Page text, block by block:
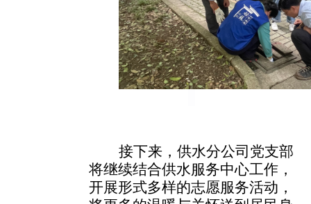
接下来，供水分公司党支部
将继续结合供水服务中心工作，
开展形式多样的志愿服务活动，